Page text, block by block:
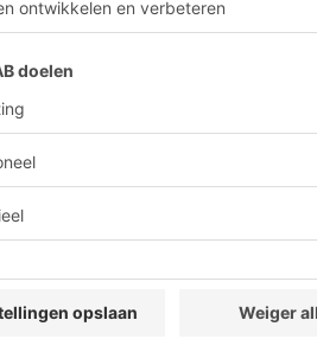
Service
Ons wereldwijde